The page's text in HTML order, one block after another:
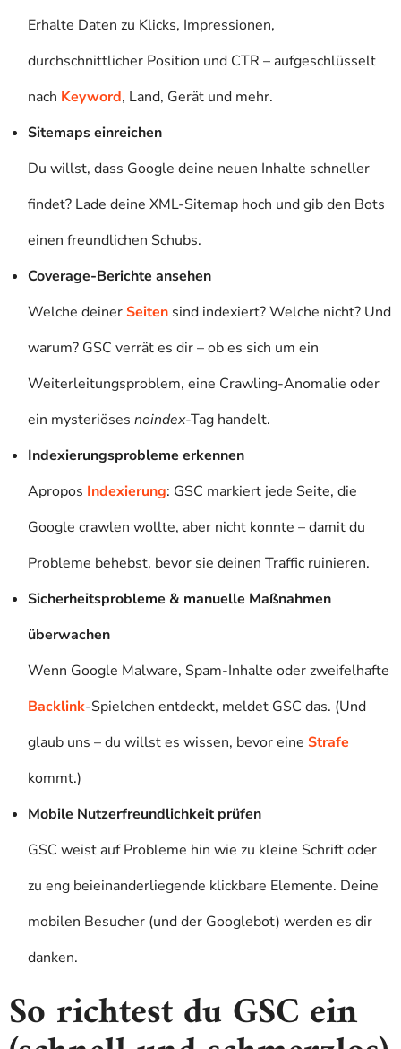
Erhalte Daten zu Klicks, Impressionen,
durchschnittlicher Position und CTR – aufgeschlüsselt
nach Keyword, Land, Gerät und mehr.
Sitemaps einreichen
Du willst, dass Google deine neuen Inhalte schneller
findet? Lade deine XML-Sitemap hoch und gib den Bots
einen freundlichen Schubs.
Coverage-Berichte ansehen
Welche deinerSeitensind indexiert? Welche nicht? Und
warum? GSC verrät es dir – ob es sich um ein
Weiterleitungsproblem, eine Crawling-Anomalie oder
ein mysteriöses noindex-Tag handelt.
Indexierungsprobleme erkennen
Apropos Indexierung: GSC markiert jede Seite, die
Google crawlen wollte, aber nicht konnte – damit du
Probleme behebst, bevor sie deinen Traffic ruinieren.
Sicherheitsprobleme & manuelle Maßnahmen
überwachen
Wenn Google Malware, Spam-Inhalte oder zweifelhafte
Backlink-Spielchen entdeckt, meldet GSC das. (Und
glaub uns – du willst es wissen, bevor eine Strafe
kommt.)
Mobile Nutzerfreundlichkeit prüfen
GSC weist auf Probleme hin wie zu kleine Schrift oder
zu eng beieinanderliegende klickbare Elemente. Deine
mobilen Besucher (und der Googlebot) werden es dir
danken.
So richtest du GSC ein